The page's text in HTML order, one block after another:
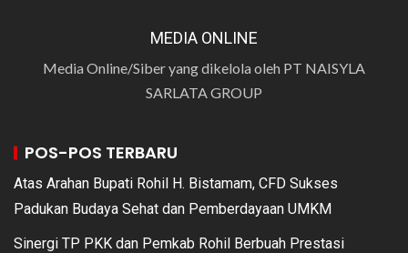
MEDIA ONLINE
Media Online/Siber yang dikelola oleh PT NAISYLA
SARLATA GROUP
POS-POS TERBARU
Atas Arahan Bupati Rohil H. Bistamam, CFD Sukses
Padukan Budaya Sehat dan Pemberdayaan UMKM
Sinergi TP PKK dan Pemkab Rohil Berbuah Prestasi